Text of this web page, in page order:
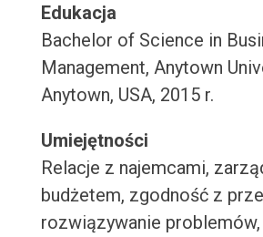
Edukacja
Bachelor of Science in
Management, Anytown
Anytown, USA, 2015 r.
Umiejętności
Relacje z najemcami,
budżetem, zgodność z
rozwiązywanie problemów,